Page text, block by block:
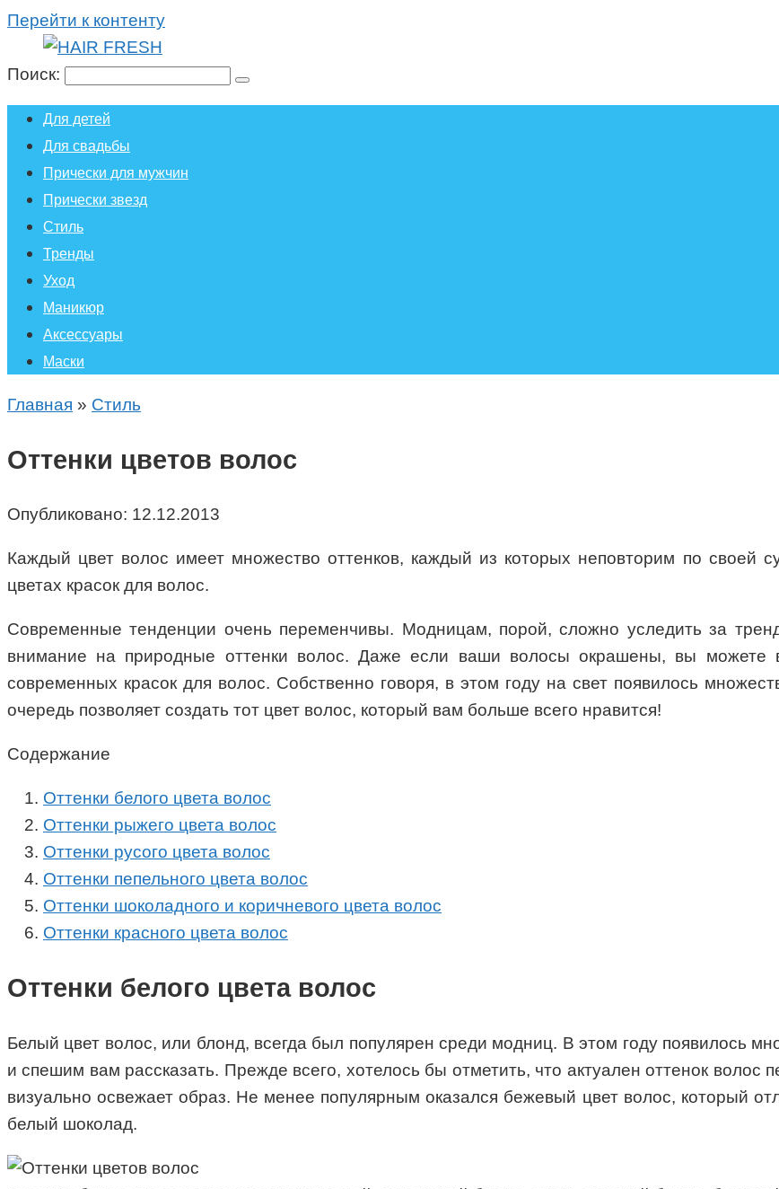
Перейти к контенту
Поиск:
Для детей
Для свадьбы
Прически для мужчин
Прически звезд
Стиль
Тренды
Уход
Маникюр
Аксессуары
Маски
Главная » Стиль
Оттенки цветов волос
Опубликовано: 12.12.2013
Каждый цвет волос имеет множество оттенков, каждый из которых неповторим по своей
цветах красок для волос.
Современные тенденции очень переменчивы. Модницам, порой, сложно уследить за
внимание на природные оттенки волос. Даже если ваши волосы окрашены, вы можете
современных красок для волос. Собственно говоря, в этом году на свет появилось
очередь позволяет создать тот цвет волос, который вам больше всего нравится!
Содержание
Оттенки белого цвета волос
Оттенки рыжего цвета волос
Оттенки русого цвета волос
Оттенки пепельного цвета волос
Оттенки шоколадного и коричневого цвета волос
Оттенки красного цвета волос
Оттенки белого цвета волос
Белый цвет волос, или блонд, всегда был популярен среди модниц. В этом году появилось
и спешим вам рассказать. Прежде всего, хотелось бы отметить, что актуален оттенок волос
визуально освежает образ. Не менее популярным оказался бежевый цвет волос, который
белый шоколад.